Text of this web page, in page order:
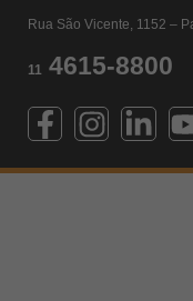
Rua São Vicente, 1152 –
11 4615-8800